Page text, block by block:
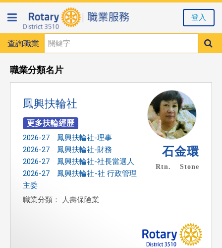
查詢職業
登入
職業分類名片
鳳興扶輪社
2026-27 鳳興扶輪社-理事
2026-27 鳳興扶輪社-財務
2026-27 鳳興扶輪社-社長當選人
2026-27 鳳興扶輪社-社 行政管理
主委
職業分類： 人壽保險業
石金環
Rtn. Stone